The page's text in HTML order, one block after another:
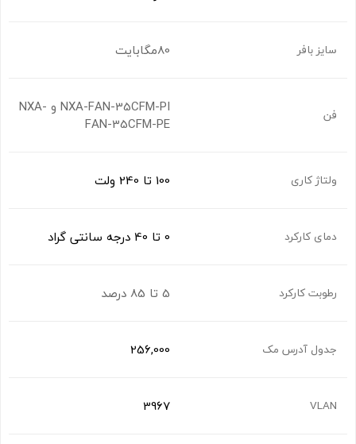
سایز بافر 80مگابایت
فن
NXA-FAN-35CFM-PI و NXA-
FAN-35CFM-PE
ولتاژ کاری 100 تا 240 ولت
دمای کارکرد 0 تا 40 درجه سانتی گراد
رطوبت کارکرد 5 تا 85 درصد
جدول آدرس مک 256,000
VLAN
3967